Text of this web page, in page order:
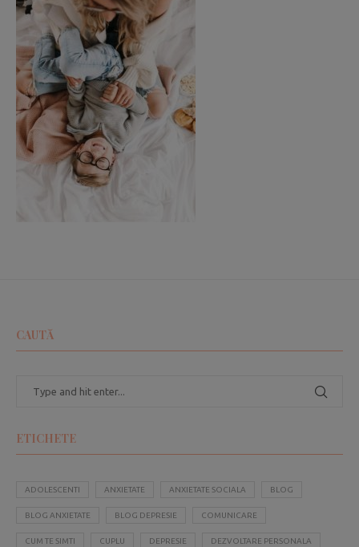
CAUTĂ
ETICHETE
ADOLESCENTI ANXIETATE ANXIETATE SOCIALA BLOG
BLOG ANXIETATE BLOG DEPRESIE COMUNICARE
CUM TE SIMTI CUPLU DEPRESIE DEZVOLTARE PERSONALA